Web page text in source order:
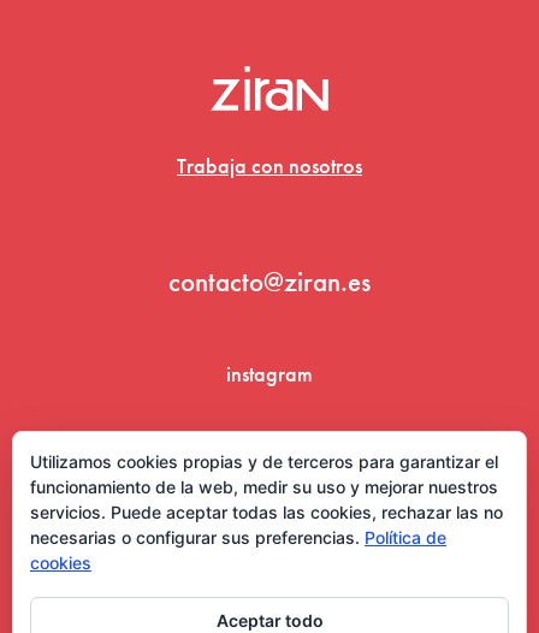
Trabaja con nosotros
contacto@ziran.es
instagram
Utilizamos cookies propias y de terceros para garantizar el
funcionamiento de la web, medir su uso y mejorar nuestros
servicios. Puede aceptar todas las cookies, rechazar las no
necesarias o configurar sus preferencias. Política de
cookies
Aceptar todo